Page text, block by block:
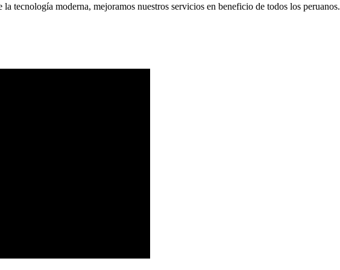
tecnología moderna, mejoramos nuestros servicios en beneficio de todos los peruanos.